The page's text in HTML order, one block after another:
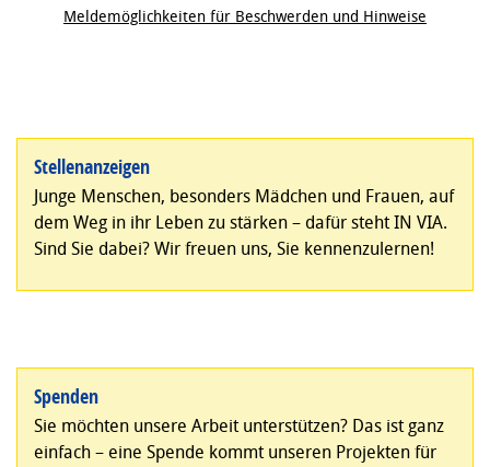
Meldemöglichkeiten für Beschwerden und Hinweise
Stellenanzeigen
Junge Menschen, besonders Mädchen und Frauen, auf
dem Weg in ihr Leben zu stärken – dafür steht IN VIA.
Sind Sie dabei? Wir freuen uns, Sie kennenzulernen!
Spenden
Sie möchten unsere Arbeit unterstützen? Das ist ganz
einfach – eine Spende kommt unseren Projekten für